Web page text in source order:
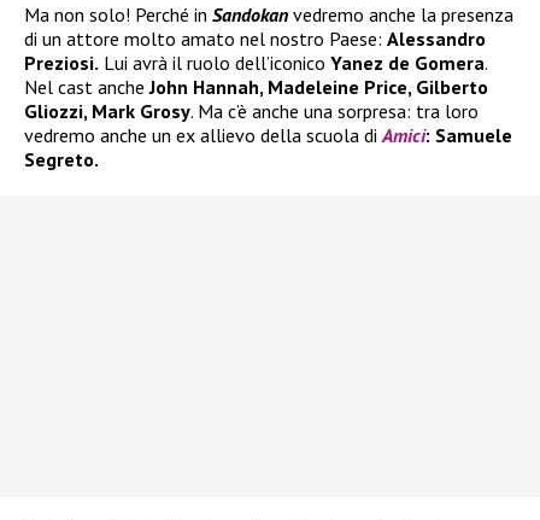
Ma non solo! Perché in Sandokan vedremo anche la presenza
di un attore molto amato nel nostro Paese: Alessandro
Preziosi. Lui avrà il ruolo dell’iconico Yanez de Gomera.
Nel cast ancheJohn Hannah, Madeleine Price, Gilberto
Gliozzi, Mark Grosy. Ma c’è anche una sorpresa: tra loro
vedremo anche un ex allievo della scuola diAmici: Samuele
Segreto.